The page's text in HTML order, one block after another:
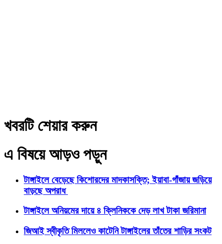
খবরটি শেয়ার করুন
এ বিষয়ে আড়ও পড়ুন
টাঙ্গাইলে বেড়েছে কিশোরদের মাদকাসক্তি; ইয়াবা-গাঁজায় জড়িয়ে
বাড়ছে অপরাধ
টাঙ্গাইলে অনিয়মের দায়ে ৪ ক্লিনিককে দেড় লাখ টাকা জরিমানা
জিআই স্বীকৃতি মিললেও কাটেনি টাঙ্গাইলের তাঁতের শাড়ির সংকট